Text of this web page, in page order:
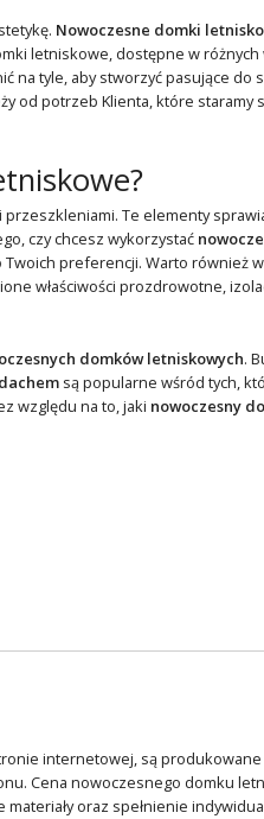
Nowoczesne domki
letniskowe, dostępne w różnych
na tyle, aby stworzyć pasujące do
od potrzeb Klienta, które staramy
Te elementy
czy chcesz wykorzystać
preferencji. Warto również
właściwości prozdrowotne,
domków letniskowych.
są popularne wśród tych,
względu na to, jaki nowoczesny
internetowej, są
Cena nowoczesnego domku
oraz spełnienie